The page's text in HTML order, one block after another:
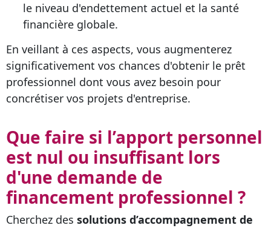
le niveau d'endettement actuel et la santé
financière globale.
En veillant à ces aspects, vous augmenterez
significativement vos chances d'obtenir le prêt
professionnel dont vous avez besoin pour
concrétiser vos projets d'entreprise.
Que faire si l’apport personnel
est nul ou insuffisant lors
d'une demande de
financement professionnel ?
Cherchez des solutions d’accompagnement de